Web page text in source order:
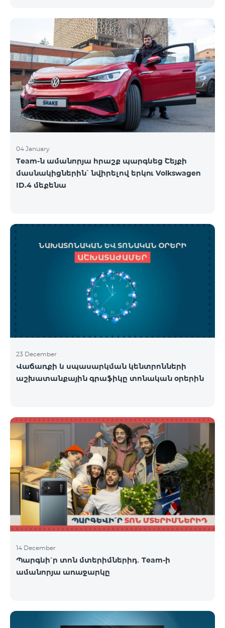
04 January
Team-ն ամանորյա հրաշք պարգևեց Շեյքի
մասնակիցներին՝ նվիրելով երկու Volkswagen
ID.4 մեքենա
23 December
Վաճառքի և սպասարկման կենտրոնների
աշխատանքային գրաֆիկը տոնական օրերին
14 December
Պարգևի՛ր տոն մտերիմներիդ․ Team-ի
ամանորյա առաջարկը